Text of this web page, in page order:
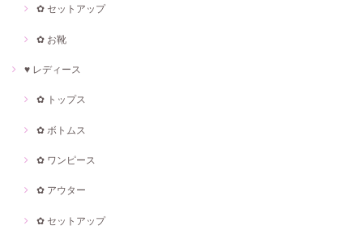
✿ セットアップ
✿ お靴
♥ レディース
✿ トップス
✿ ボトムス
✿ ワンピース
✿ アウター
✿ セットアップ